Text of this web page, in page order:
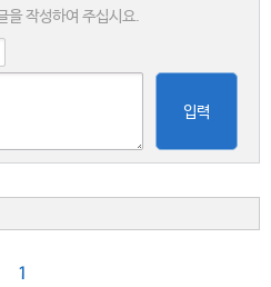
을 작성하여 주십시요.
입력
1